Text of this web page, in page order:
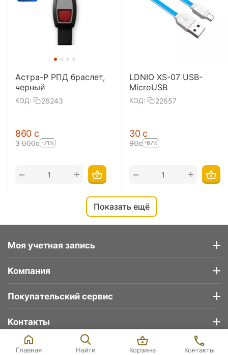
Астра-Р РПД браслет,
черный
КОД: 26243
‍860‍ с
3 000с -71%
+
−
LDNIO XS-07 USB-
MicroUSB
КОД: 22657
‍30‍ с
‍90‍с -67%
+
−
Показать ещё
Моя учетная запись
Компания
Покупательский сервис
Контакты
© 2026 Deltatech.kg
10 670
11 620с
Уточняйте наличие
товара в магазине
В корзину
Главная Найти Корзина Контакты